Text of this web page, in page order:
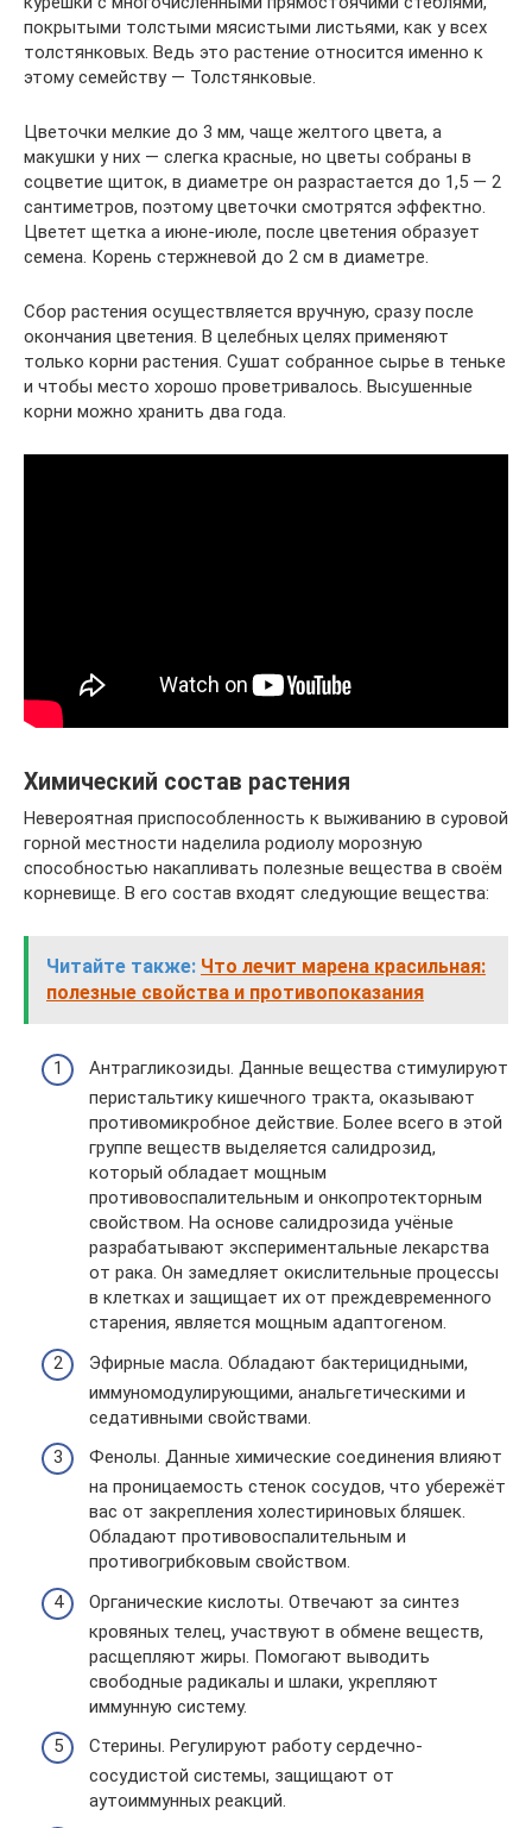
покрытыми толстыми мясистыми листьями, как у всех
толстянковых. Ведь это растение относится именно к
этому семейству — Толстянковые.
Цветочки мелкие до 3 мм, чаще желтого цвета, а
макушки у них — слегка красные, но цветы собраны в
соцветие щиток, в диаметре он разрастается до 1,5 — 2
сантиметров, поэтому цветочки смотрятся эффектно.
Цветет щетка а июне-июле, после цветения образует
семена. Корень стержневой до 2 см в диаметре.
Сбор растения осуществляется вручную, сразу после
окончания цветения. В целебных целях применяют
только корни растения. Сушат собранное сырье в теньке
и чтобы место хорошо проветривалось. Высушенные
корни можно хранить два года.
Химический состав растения
Невероятная приспособленность к выживанию в суровой
горной местности наделила родиолу морозную
способностью накапливать полезные вещества в своём
корневище. В его состав входят следующие вещества:
Читайте также: Что лечит марена красильная:
полезные свойства и противопоказания
Антрагликозиды. Данные вещества стимулируют
перистальтику кишечного тракта, оказывают
противомикробное действие. Более всего в этой
группе веществ выделяется салидрозид,
который обладает мощным
противовоспалительным и онкопротекторным
свойством. На основе салидрозида учёные
разрабатывают экспериментальные лекарства
от рака. Он замедляет окислительные процессы
в клетках и защищает их от преждевременного
старения, является мощным адаптогеном.
Эфирные масла. Обладают бактерицидными,
иммуномодулирующими, анальгетическими и
седативными свойствами.
Фенолы. Данные химические соединения влияют
на проницаемость стенок сосудов, что убережёт
вас от закрепления холестириновых бляшек.
Обладают противовоспалительным и
противогрибковым свойством.
Органические кислоты. Отвечают за синтез
кровяных телец, участвуют в обмене веществ,
расщепляют жиры. Помогают выводить
свободные радикалы и шлаки, укрепляют
иммунную систему.
Стерины. Регулируют работу сердечно-
сосудистой системы, защищают от
аутоиммунных реакций.